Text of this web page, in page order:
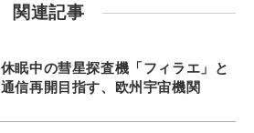
関連記事
休眠中の彗星探査機「フィラエ」と
通信再開目指す、欧州宇宙機関